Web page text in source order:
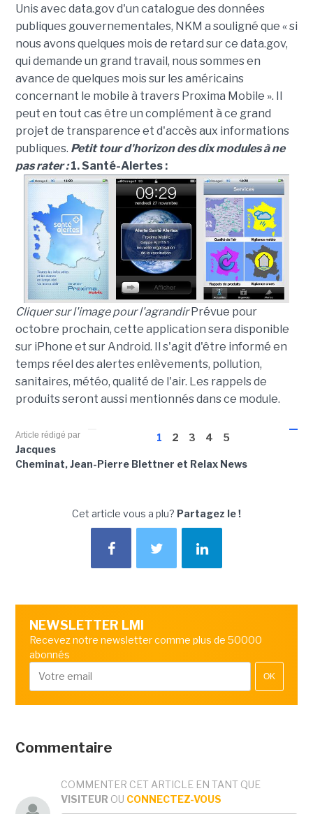
Unis avec data.gov d'un catalogue des données
publiques gouvernementales, NKM a souligné que « si
nous avons quelques mois de retard sur ce data.gov,
qui demande un grand travail, nous sommes en
avance de quelques mois sur les américains
concernant le mobile à travers Proxima Mobile ». Il
peut en tout cas être un complément à ce grand
projet de transparence et d'accès aux informations
publiques. Petit tour d'horizon des dix modules à ne
pas rater : 1. Santé-Alertes :
Cliquer sur l'image pour l'agrandirPrévue pour
octobre prochain, cette application sera disponible
sur iPhone et sur Android. Il s'agit d'être informé en
temps réel des alertes enlèvements, pollution,
sanitaires, météo, qualité de l'air. Les rappels de
produits seront aussi mentionnés dans ce module.
1 2 3 4 5
Article rédigé par
Jacques
Cheminat, Jean-Pierre Blettner et Relax News
Cet article vous a plu? Partagez le !
NEWSLETTER LMI
Recevez notre newsletter comme plus de 50000
abonnés
OK
Commentaire
COMMENTER CET ARTICLE EN TANT QUE
VISITEUR OU CONNECTEZ-VOUS